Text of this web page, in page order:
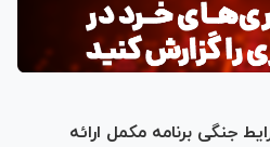
جنگی برنامه مکمل ارائه